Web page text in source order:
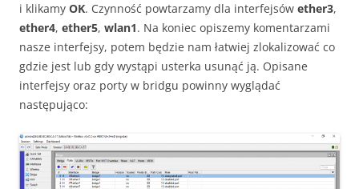
i klikamy OK. Czynność powtarzamy dla interfejsów ether3,
ether4, ether5, wlan1. Na koniec opiszemy komentarzami
nasze interfejsy, potem będzie nam łatwiej zlokalizować co
gdzie jest lub gdy wystąpi usterka usunąć ją. Opisane
interfejsy oraz porty w bridgu powinny wyglądać
następująco: